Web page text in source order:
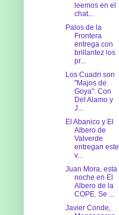
leemos en el
chat...
Palos de la
Frontera
entrega con
brillantez los
pr...
Los Cuadri son
"Majos de
Goya". Con
Del Alamo y
J...
El Abanico y El
Albero de
Valverde
entregan este
v...
Juan Mora, esta
noche en El
Albero de la
COPE. Se ...
Javier Conde,